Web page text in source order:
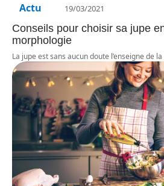
Actu 19/03/2021
Conseils pour choisir sa jupe
morphologie
La jupe est sans aucun doute l’enseigne de